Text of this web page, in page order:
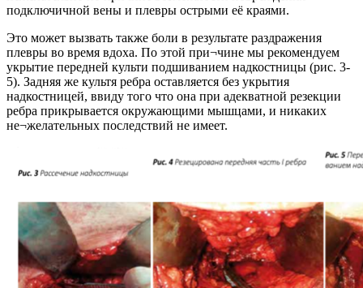
подключичной вены и плевры острыми её краями.
Это может вызвать также боли в результате раздражения
плевры во время вдоха. По этой при¬чине мы рекомендуем
укрытие передней культи подшиванием надкостницы (рис. 3-
5). Задняя же культя ребра оставляется без укрытия
надкостницей, ввиду того что она при адекватной резекции
ребра прикрывается окружающими мышцами, и никаких
не¬желательных последствий не имеет.